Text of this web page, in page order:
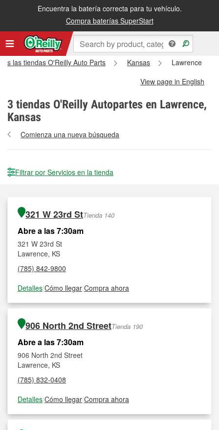
Encuentra la batería correcta para tu vehículo.
Compra baterías SuperStart
las tiendas O'Reilly Auto Parts Kansas
Lawrence
View page in English
3 tiendas O'Reilly Autopartes en Lawrence,
Kansas
Comienza una nueva búsqueda
Filtrar por Servicios en la tienda
321 W 23rd StTienda 140
Abre a las 7:30am
321 W 23rd St
Lawrence, KS
(785) 842-9800
Detalles|Cómo llegar|Compra ahora
906 North 2nd StreetTienda 190
Abre a las 7:30am
906 North 2nd Street
Lawrence, KS
(785) 832-0408
Detalles|Cómo llegar|Compra ahora